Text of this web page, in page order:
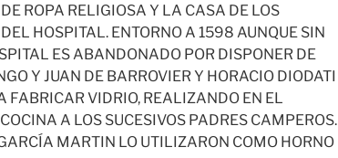
ROPA RELIGIOSA Y LA CASA DE LOS
HOSPITAL. ENTORNO A 1598 AUNQUE SIN
ES ABANDONADO POR DISPONER DE
Y JUAN DE BARROVIER Y HORACIO DIODATI
FABRICAR VIDRIO, REALIZANDO EN EL
A LOS SUCESIVOS PADRES CAMPEROS.
MARTIN LO UTILIZARON COMO HORNO